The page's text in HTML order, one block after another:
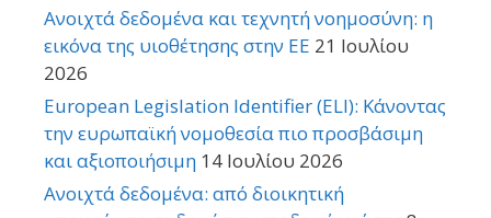
Ανοιχτά δεδομένα και τεχνητή νοημοσύνη: η
εικόνα της υιοθέτησης στην ΕΕ 21 Ιουλίου
2026
European Legislation Identifier (ELI): Κάνοντας
την ευρωπαϊκή νομοθεσία πιο προσβάσιμη
και αξιοποιήσιμη 14 Ιουλίου 2026
Ανοιχτά δεδομένα: από διοικητική